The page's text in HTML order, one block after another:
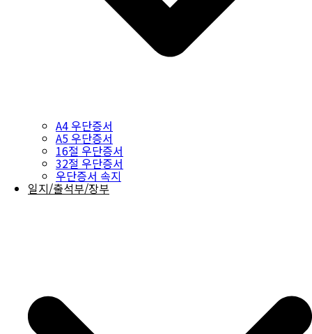
A4 우단증서
A5 우단증서
16절 우단증서
32절 우단증서
우단증서 속지
일지/출석부/장부